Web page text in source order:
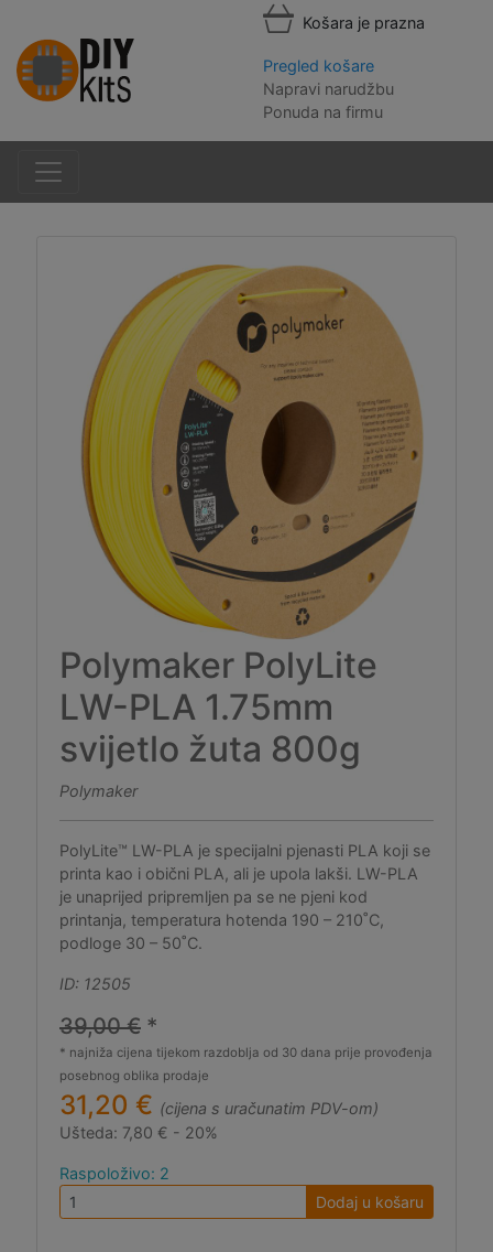
Košara je prazna
Pregled košare
Napravi narudžbu
Ponuda na firmu
Polymaker PolyLite
LW-PLA 1.75mm
svijetlo žuta 800g
Polymaker
PolyLite™ LW-PLA je specijalni pjenasti PLA koji se
printa kao i obični PLA, ali je upola lakši. LW-PLA
je unaprijed pripremljen pa se ne pjeni kod
printanja, temperatura hotenda 190 – 210˚C,
podloge 30 – 50˚C.
ID: 12505
39,00 € *
* najniža cijena tijekom razdoblja od 30 dana prije provođenja
posebnog oblika prodaje
31,20 € (cijena s uračunatim PDV-om)
Ušteda: 7,80 € - 20%
Raspoloživo: 2
Dodaj u košaru